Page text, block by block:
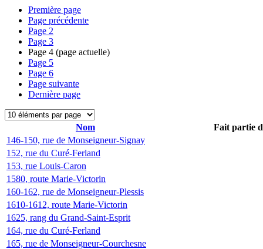
Première page
Page précédente
Page 2
Page 3
Page 4 (page actuelle)
Page 5
Page 6
Page suivante
Dernière page
Nom
Fait partie
146-150, rue de Monseigneur-Signay
152, rue du Curé-Ferland
153, rue Louis-Caron
1580, route Marie-Victorin
160-162, rue de Monseigneur-Plessis
1610-1612, route Marie-Victorin
1625, rang du Grand-Saint-Esprit
164, rue du Curé-Ferland
165, rue de Monseigneur-Courchesne